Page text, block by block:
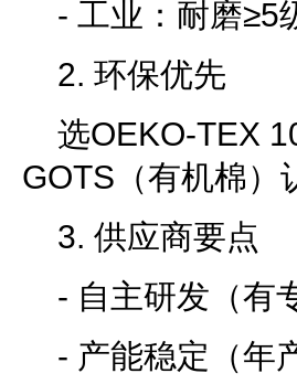
- 工业：耐磨≥5
2. 环保优先
选OEKO-TEX
GOTS（有机棉）
3. 供应商要点
- 自主研发（有
- 产能稳定（年